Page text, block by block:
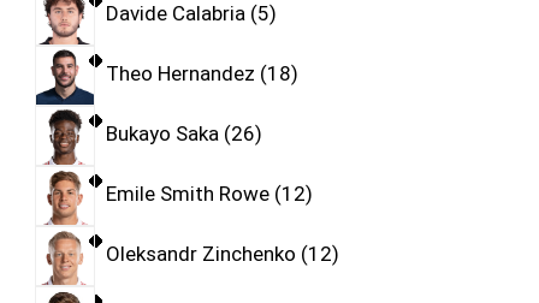
Davide Calabria 5
Theo Hernandez 18
Bukayo Saka 26
Emile Smith Rowe 12
Oleksandr Zinchenko 12